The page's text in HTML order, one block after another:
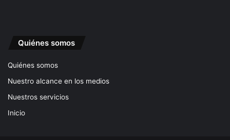
Quiénes somos
Quiénes somos
Nuestro alcance en los medios
Nuestros servicios
Inicio